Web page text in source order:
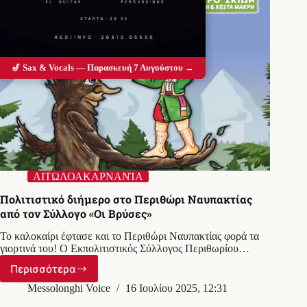
ΑΙΤΩΛΟΑΚΑΡΝΑΝΊΑ
Πολιτιστικό διήμερο στο Περιθώρι Ναυπακτίας
από τον Σύλλογο «Οι Βρύσες»
Το καλοκαίρι έφτασε και το Περιθώρι Ναυπακτίας φορά τα
γιορτινά του! Ο Εκπολιτιστικός Σύλλογος Περιθωρίου…
ΠερισσότεραΠολιτιστικό
διήμερο
Messolonghi Voice 16 Ιουλίου 2025, 12:31
🎷 Sax & Vocals — Παρασκευή 7 Αυγούστου →